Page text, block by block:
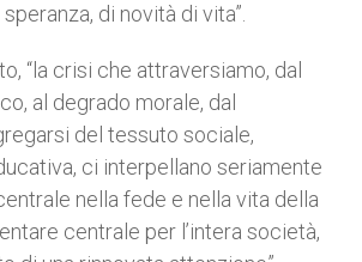
di novità di vita”.
“la crisi che attraversiamo, dal
al degrado morale, dal
del tessuto sociale,
ci interpellano seriamente
nella fede e nella vita della
centrale per l’intera società,